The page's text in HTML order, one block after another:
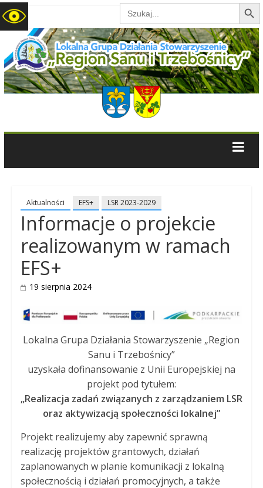
Search
for:
LGD
Aktualności EFS+ LSR 2023-2029
Informacje o projekcie
realizowanym w ramach
EFS+
19 sierpnia 2024
Lokalna Grupa Działania Stowarzyszenie „Region
Sanu i Trzebośnicy”
uzyskała dofinansowanie z Unii Europejskiej na
projekt pod tytułem:
„Realizacja zadań związanych z zarządzaniem LSR
oraz aktywizacją społeczności lokalnej”
Projekt realizujemy aby zapewnić sprawną
realizację projektów grantowych, działań
zaplanowanych w planie komunikacji z lokalną
społecznością i działań promocyjnych, a także